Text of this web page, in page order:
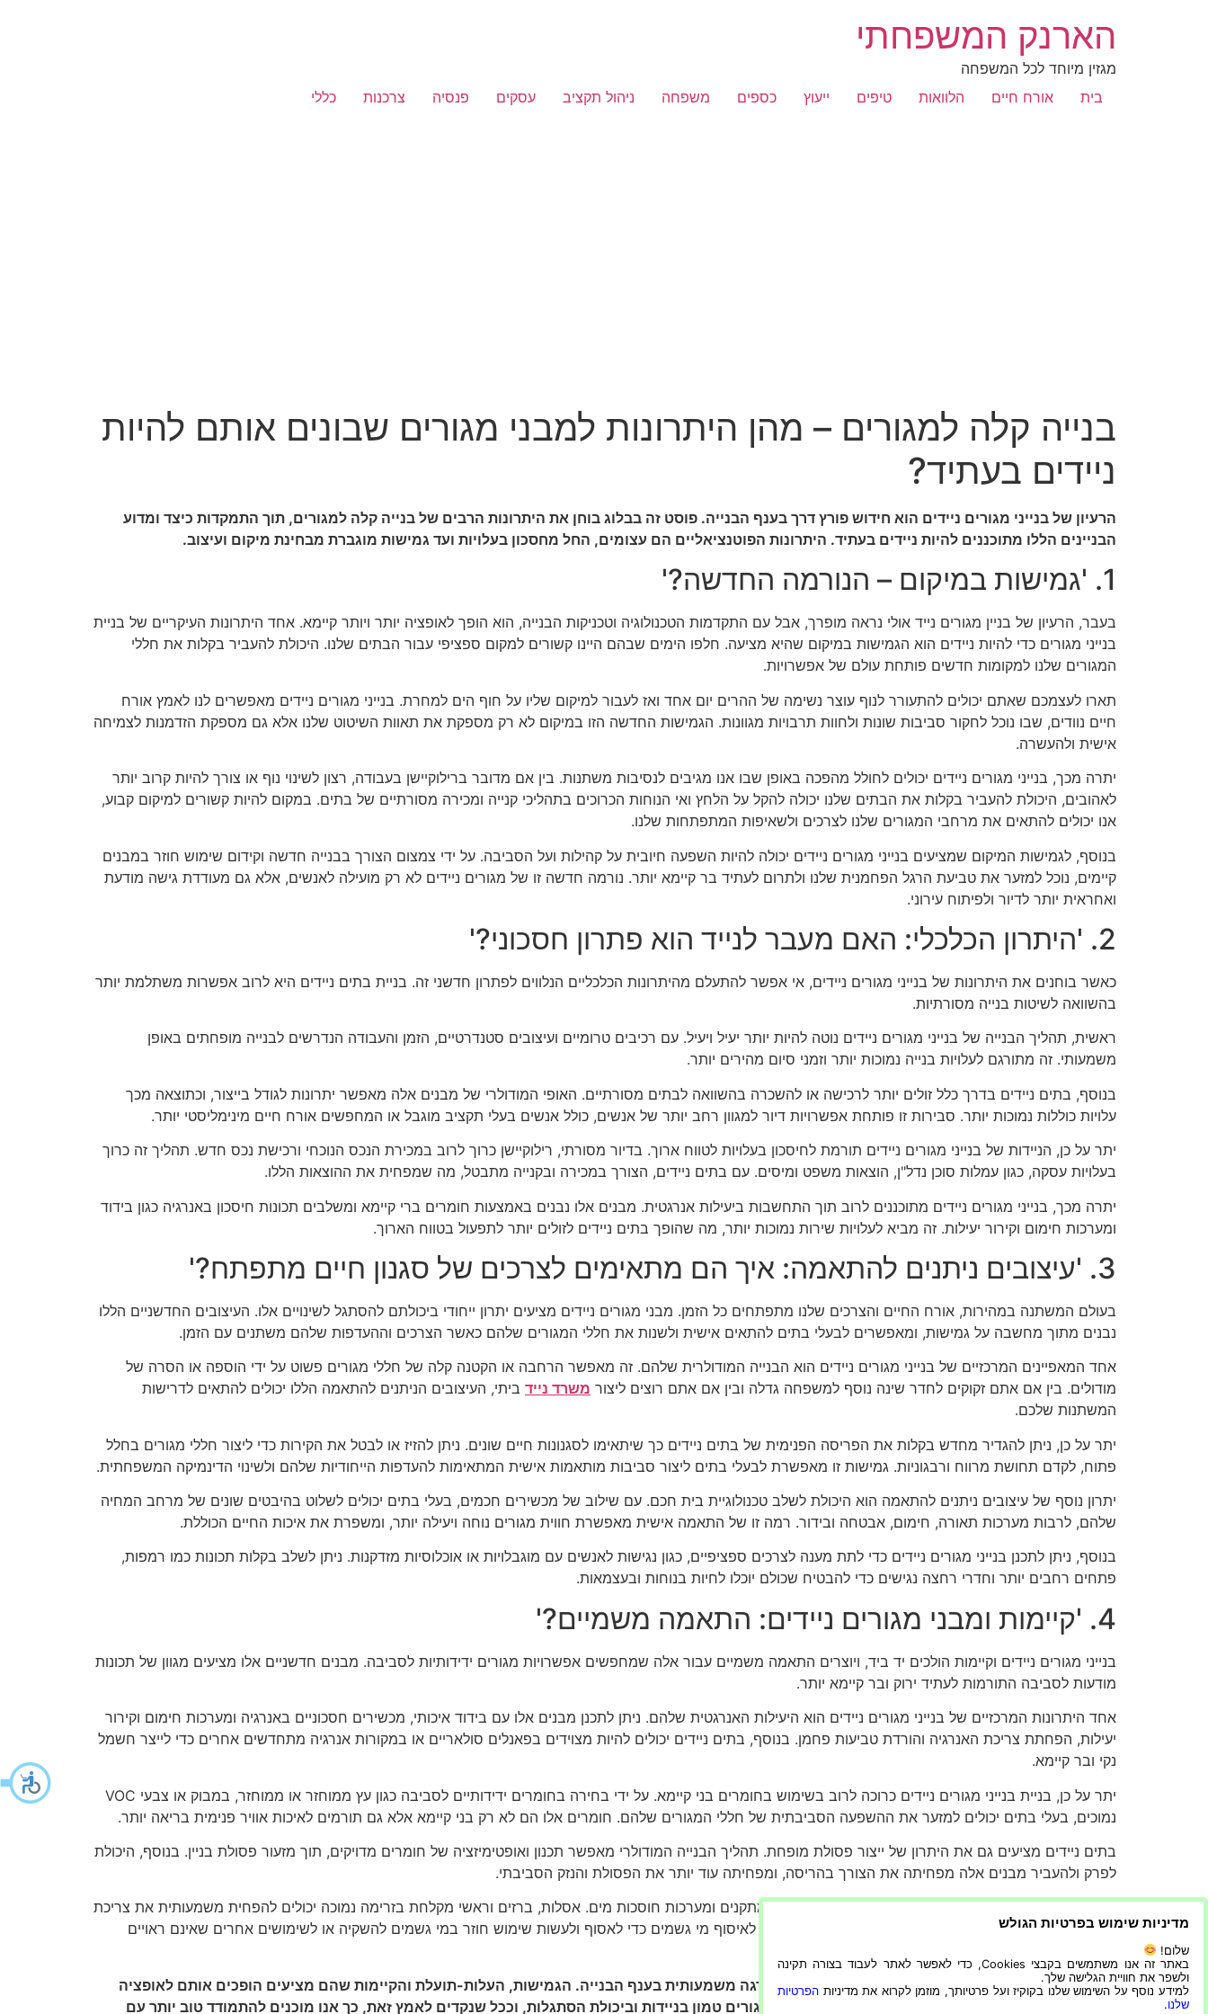
הארנק המשפחתי
מגזין מיוחד לכל המשפחה
בית
אורח חיים הלוואות טיפים ייעוץ כספים משפחה ניהול תקציב עסקים פנסיה צרכנות כללי
בנייה קלה למגורים – מהן היתרונות למבני מגורים שבונים אותם להיות
ניידים בעתיד?
הרעיון של בנייני מגורים ניידים הוא חידוש פורץ דרך בענף הבנייה. פוסט זה בבלוג בוחן את היתרונות הרבים של בנייה קלה למגורים, תוך התמקדות כיצד ומדוע
הבניינים הללו מתוכננים להיות ניידים בעתיד. היתרונות הפוטנציאליים הם עצומים, החל מחסכון בעלויות ועד גמישות מוגברת מבחינת מיקום ועיצוב.
1. 'גמישות במיקום – הנורמה החדשה?'
בעבר, הרעיון של בניין מגורים נייד אולי נראה מופרך, אבל עם התקדמות הטכנולוגיה וטכניקות הבנייה, הוא הופך לאופציה יותר ויותר קיימא. אחד היתרונות העיקריים של בניית
בנייני מגורים כדי להיות ניידים הוא הגמישות במיקום שהיא מציעה. חלפו הימים שבהם היינו קשורים למקום ספציפי עבור הבתים שלנו. היכולת להעביר בקלות את חללי
המגורים שלנו למקומות חדשים פותחת עולם של אפשרויות.
תארו לעצמכם שאתם יכולים להתעורר לנוף עוצר נשימה של ההרים יום אחד ואז לעבור למיקום שליו על חוף הים למחרת. בנייני מגורים ניידים מאפשרים לנו לאמץ אורח
חיים נוודים, שבו נוכל לחקור סביבות שונות ולחוות תרבויות מגוונות. הגמישות החדשה הזו במיקום לא רק מספקת את תאוות השיטוט שלנו אלא גם מספקת הזדמנות לצמיחה
אישית ולהעשרה.
יתרה מכך, בנייני מגורים ניידים יכולים לחולל מהפכה באופן שבו אנו מגיבים לנסיבות משתנות. בין אם מדובר ברילוקיישן בעבודה, רצון לשינוי נוף או צורך להיות קרוב יותר
לאהובים, היכולת להעביר בקלות את הבתים שלנו יכולה להקל על הלחץ ואי הנוחות הכרוכים בתהליכי קנייה ומכירה מסורתיים של בתים. במקום להיות קשורים למיקום קבוע,
אנו יכולים להתאים את מרחבי המגורים שלנו לצרכים ולשאיפות המתפתחות שלנו.
בנוסף, לגמישות המיקום שמציעים בנייני מגורים ניידים יכולה להיות השפעה חיובית על קהילות ועל הסביבה. על ידי צמצום הצורך בבנייה חדשה וקידום שימוש חוזר במבנים
קיימים, נוכל למזער את טביעת הרגל הפחמנית שלנו ולתרום לעתיד בר קיימא יותר. נורמה חדשה זו של מגורים ניידים לא רק מועילה לאנשים, אלא גם מעודדת גישה מודעת
ואחראית יותר לדיור ולפיתוח עירוני.
2. 'היתרון הכלכלי: האם מעבר לנייד הוא פתרון חסכוני?'
כאשר בוחנים את היתרונות של בנייני מגורים ניידים, אי אפשר להתעלם מהיתרונות הכלכליים הנלווים לפתרון חדשני זה. בניית בתים ניידים היא לרוב אפשרות משתלמת יותר
בהשוואה לשיטות בנייה מסורתיות.
ראשית, תהליך הבנייה של בנייני מגורים ניידים נוטה להיות יותר יעיל ויעיל. עם רכיבים טרומיים ועיצובים סטנדרטיים, הזמן והעבודה הנדרשים לבנייה מופחתים באופן
משמעותי. זה מתורגם לעלויות בנייה נמוכות יותר וזמני סיום מהירים יותר.
בנוסף, בתים ניידים בדרך כלל זולים יותר לרכישה או להשכרה בהשוואה לבתים מסורתיים. האופי המודולרי של מבנים אלה מאפשר יתרונות לגודל בייצור, וכתוצאה מכך
עלויות כוללות נמוכות יותר. סבירות זו פותחת אפשרויות דיור למגוון רחב יותר של אנשים, כולל אנשים בעלי תקציב מוגבל או המחפשים אורח חיים מינימליסטי יותר.
יתר על כן, הניידות של בנייני מגורים ניידים תורמת לחיסכון בעלויות לטווח ארוך. בדיור מסורתי, רילוקיישן כרוך לרוב במכירת הנכס הנוכחי ורכישת נכס חדש. תהליך זה כרוך
בעלויות עסקה, כגון עמלות סוכן נדל"ן, הוצאות משפט ומיסים. עם בתים ניידים, הצורך במכירה ובקנייה מתבטל, מה שמפחית את ההוצאות הללו.
יתרה מכך, בנייני מגורים ניידים מתוכננים לרוב תוך התחשבות ביעילות אנרגטית. מבנים אלו נבנים באמצעות חומרים ברי קיימא ומשלבים תכונות חיסכון באנרגיה כגון בידוד
ומערכות חימום וקירור יעילות. זה מביא לעלויות שירות נמוכות יותר, מה שהופך בתים ניידים לזולים יותר לתפעול בטווח הארוך.
3. 'עיצובים ניתנים להתאמה: איך הם מתאימים לצרכים של סגנון חיים מתפתח?'
בעולם המשתנה במהירות, אורח החיים והצרכים שלנו מתפתחים כל הזמן. מבני מגורים ניידים מציעים יתרון ייחודי ביכולתם להסתגל לשינויים אלו. העיצובים החדשניים הללו
נבנים מתוך מחשבה על גמישות, ומאפשרים לבעלי בתים להתאים אישית ולשנות את חללי המגורים שלהם כאשר הצרכים וההעדפות שלהם משתנים עם הזמן.
אחד המאפיינים המרכזיים של בנייני מגורים ניידים הוא הבנייה המודולרית שלהם. זה מאפשר הרחבה או הקטנה קלה של חללי מגורים פשוט על ידי הוספה או הסרה של
מודולים. בין אם אתם זקוקים לחדר שינה נוסף למשפחה גדלה ובין אם אתם רוצים ליצור משרד נייד ביתי, העיצובים הניתנים להתאמה הללו יכולים להתאים לדרישות
המשתנות שלכם.
יתר על כן, ניתן להגדיר מחדש בקלות את הפריסה הפנימית של בתים ניידים כך שיתאימו לסגנונות חיים שונים. ניתן להזיז או לבטל את הקירות כדי ליצור חללי מגורים בחלל
פתוח, לקדם תחושת מרווח ורבגוניות. גמישות זו מאפשרת לבעלי בתים ליצור סביבות מותאמות אישית המתאימות להעדפות הייחודיות שלהם ולשינוי הדינמיקה המשפחתית.
יתרון נוסף של עיצובים ניתנים להתאמה הוא היכולת לשלב טכנולוגיית בית חכם. עם שילוב של מכשירים חכמים, בעלי בתים יכולים לשלוט בהיבטים שונים של מרחב המחיה
שלהם, לרבות מערכות תאורה, חימום, אבטחה ובידור. רמה זו של התאמה אישית מאפשרת חווית מגורים נוחה ויעילה יותר, ומשפרת את איכות החיים הכוללת.
בנוסף, ניתן לתכנן בנייני מגורים ניידים כדי לתת מענה לצרכים ספציפיים, כגון נגישות לאנשים עם מוגבלויות או אוכלוסיות מזדקנות. ניתן לשלב בקלות תכונות כמו רמפות,
פתחים רחבים יותר וחדרי רחצה נגישים כדי להבטיח שכולם יוכלו לחיות בנוחות ובעצמאות.
4. 'קיימות ומבני מגורים ניידים: התאמה משמיים?'
בנייני מגורים ניידים וקיימות הולכים יד ביד, ויוצרים התאמה משמיים עבור אלה שמחפשים אפשרויות מגורים ידידותיות לסביבה. מבנים חדשניים אלו מציעים מגוון של תכונות
מודעות לסביבה התורמות לעתיד ירוק ובר קיימא יותר.
אחד היתרונות המרכזיים של בנייני מגורים ניידים הוא היעילות האנרגטית שלהם. ניתן לתכנן מבנים אלו עם בידוד איכותי, מכשירים חסכוניים באנרגיה ומערכות חימום וקירור
יעילות, הפחתת צריכת האנרגיה והורדת טביעות פחמן. בנוסף, בתים ניידים יכולים להיות מצוידים בפאנלים סולאריים או במקורות אנרגיה מתחדשים אחרים כדי לייצר חשמל
נקי ובר קיימא.
יתר על כן, בניית בנייני מגורים ניידים כרוכה לרוב בשימוש בחומרים בני קיימא. על ידי בחירה בחומרים ידידותיים לסביבה כגון עץ ממוחזר או ממוחזר, במבוק או צבעי VOC
נמוכים, בעלי בתים יכולים למזער את ההשפעה הסביבתית של חללי המגורים שלהם. חומרים אלו הם לא רק בני קיימא אלא גם תורמים לאיכות אוויר פנימית בריאה יותר.
בתים ניידים מציעים גם את היתרון של ייצור פסולת מופחת. תהליך הבנייה המודולרי מאפשר תכנון ואופטימיזציה של חומרים מדויקים, תוך מזעור פסולת בניין. בנוסף, היכולת
לפרק ולהעביר מבנים אלה מפחיתה את הצורך בהריסה, ומפחיתה עוד יותר את הפסולת והנזק הסביבתי.
מבחינת חיסכון במים, ניתן להצטייד במבני מגורים ניידים במתקנים ומערכות חוסכות מים. אסלות, ברזים וראשי מקלחת בזרימה נמוכה יכולים להפחית משמעותית את צריכת
המים מבלי להתפשר על הנוחות. בנוסף, ניתן לשלב מערכות לאיסוף מי גשמים כדי לאסוף ולעשות שימוש חוזר במי גשמים להשקיה או לשימושים אחרים שאינם ראויים
לסיכום, קונסטרוקציות ניידות למגורים מהוות קפיצת מדרגה משמעותית בענף הבנייה. הגמישות, העלות-תועלת והקיימות שהם מציעים הופכים אותם לאופציה
יותר ויותר אטרקטיבית עבור בעלי בתים. עתיד הבנייה למגורים טמון בניידות וביכולת הסתגלות, וככל שנקדים לאמץ זאת, כך אנו מוכנים להתמודד טוב יותר עם
מדיניות שימוש בפרטיות הגולש
שלום!
באתר זה אנו משתמשים בקבצי Cookies, כדי לאפשר לאתר לעבוד בצורה תקינה
ולשפר את חוויית הגלישה שלך.
למידע נוסף על השימוש שלנו בקוקיז ועל פרטיותך, מוזמן לקרוא את מדיניות הפרטיות
שלנו.